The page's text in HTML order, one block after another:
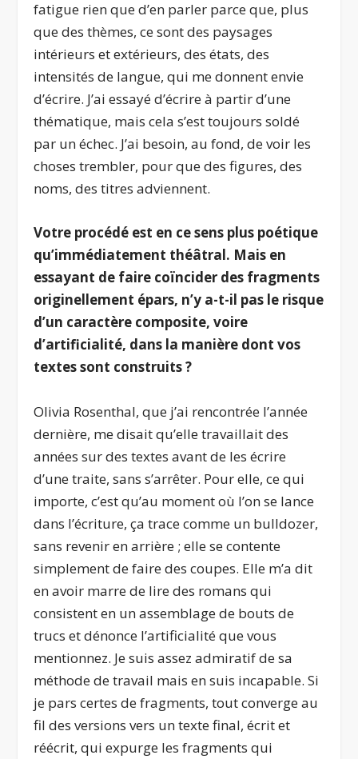
fatigue rien que d’en parler parce que, plus
que des thèmes, ce sont des paysages
intérieurs et extérieurs, des états, des
intensités de langue, qui me donnent envie
d’écrire. J’ai essayé d’écrire à partir d’une
thématique, mais cela s’est toujours soldé
par un échec. J’ai besoin, au fond, de voir les
choses trembler, pour que des figures, des
noms, des titres adviennent.
Votre procédé est en ce sens plus poétique
qu’immédiatement théâtral. Mais en
essayant de faire coïncider des fragments
originellement épars, n’y a-t-il pas le risque
d’un caractère composite, voire
d’artificialité, dans la manière dont vos
textes sont construits ?
Olivia Rosenthal, que j’ai rencontrée l’année
dernière, me disait qu’elle travaillait des
années sur des textes avant de les écrire
d’une traite, sans s’arrêter. Pour elle, ce qui
importe, c’est qu’au moment où l’on se lance
dans l’écriture, ça trace comme un bulldozer,
sans revenir en arrière ; elle se contente
simplement de faire des coupes. Elle m’a dit
en avoir marre de lire des romans qui
consistent en un assemblage de bouts de
trucs et dénonce l’artificialité que vous
mentionnez. Je suis assez admiratif de sa
méthode de travail mais en suis incapable. Si
je pars certes de fragments, tout converge au
fil des versions vers un texte final, écrit et
réécrit, qui expurge les fragments qui